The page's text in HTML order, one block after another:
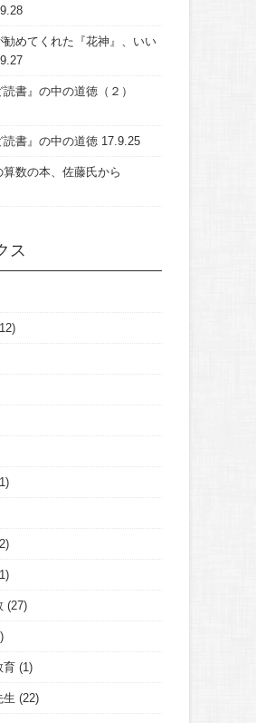
勧めてくれた『花神』、いい
読書』の中の道徳（２）
読書』の中の道徳 17.9.25
算数の本、佐藤氏から
ス
(27)
育 (1)
生 (22)